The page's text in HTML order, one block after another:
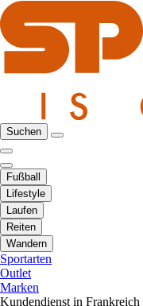
Suchen
Fußball
Lifestyle
Laufen
Reiten
Wandern
Sportarten
Outlet
Marken
Kundendienst in Frankreich